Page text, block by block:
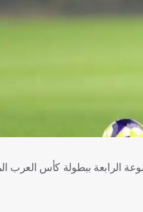
الرابعة ببطولة كأس العرب